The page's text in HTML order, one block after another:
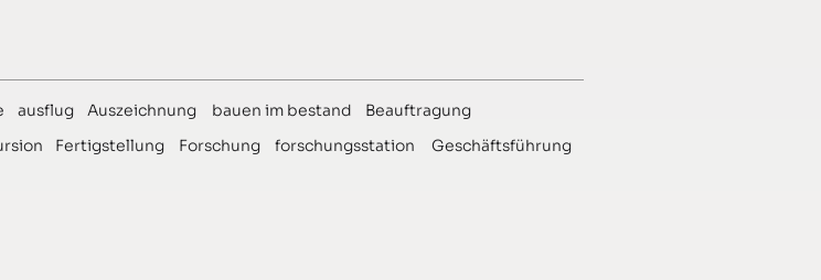
ausflug Auszeichnung bauen im bestand
Beauftragung
Fertigstellung Forschung forschungsstation
Geschäftsführung